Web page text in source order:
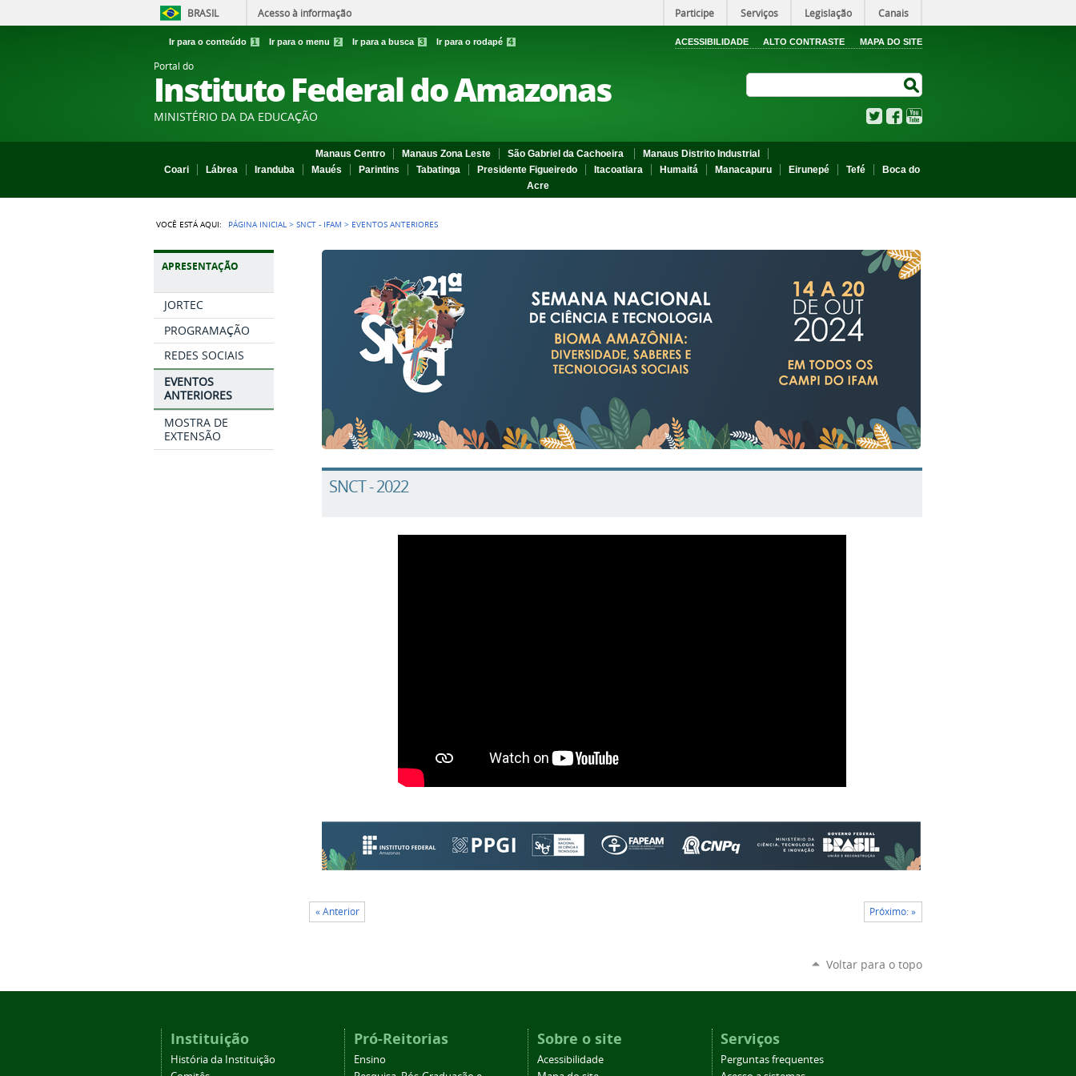
BRASIL Acesso à informação Participe Serviços Legislação Canais
Ir para o conteúdo 1 Ir para o menu 2 Ir para a busca 3 Ir para o rodapé 4 ACESSIBILIDADE ALTO CONTRASTE MAPA DO SITE
Portal do
Instituto Federal do Amazonas
MINISTÉRIO DA DA EDUCAÇÃO TwitterFacebook
Manaus Centro Manaus Zona Leste São Gabriel da Cachoeira
Manaus Distrito Industrial
Coari
Lábrea Iranduba Maués Parintins Tabatinga Presidente Figueiredo Itacoatiara Humaitá Manacapuru Eirunepé Tefé
Boca do
Acre
VOCÊ ESTÁ AQUI: PÁGINA INICIAL >SNCT - IFAM > EVENTOS ANTERIORES
APRESENTAÇÃO
JORTEC
PROGRAMAÇÃO
REDES SOCIAIS
EVENTOS
ANTERIORES
MOSTRA DE
EXTENSÃO
SNCT - 2022
« Anterior Próximo: »
Voltar para o topo
Instituição
História da Instituição
Pró-Reitorias
Ensino
Sobre o site
Acessibilidade
Serviços
Perguntas frequentes